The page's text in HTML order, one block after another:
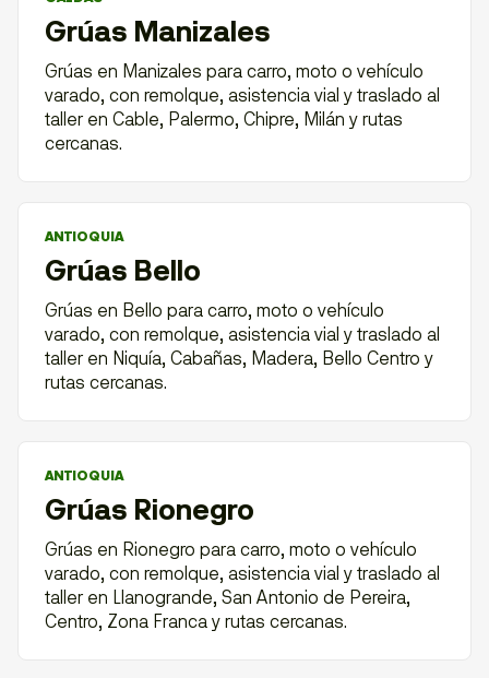
Grúas Manizales
Grúas en Manizales para carro, moto o vehículo
varado, con remolque, asistencia vial y traslado al
taller en Cable, Palermo, Chipre, Milán y rutas
cercanas.
ANTIOQUIA
Grúas Bello
Grúas en Bello para carro, moto o vehículo
varado, con remolque, asistencia vial y traslado al
taller en Niquía, Cabañas, Madera, Bello Centro y
rutas cercanas.
ANTIOQUIA
Grúas Rionegro
Grúas en Rionegro para carro, moto o vehículo
varado, con remolque, asistencia vial y traslado al
taller en Llanogrande, San Antonio de Pereira,
Centro, Zona Franca y rutas cercanas.